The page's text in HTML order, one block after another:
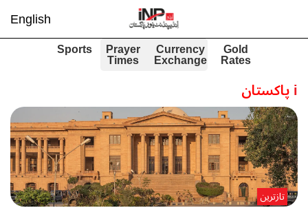
English
Gold
Rates
Currency
Exchange
Prayer
Times
Sports
iپاکستان
تازترین